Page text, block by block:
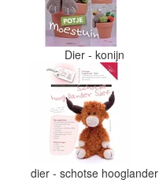
Dier - konijn
dier - schotse hooglander